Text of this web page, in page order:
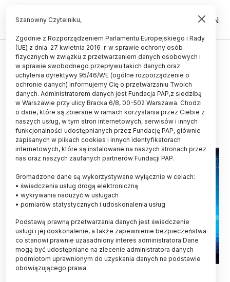
PL EN
GEH i Politechnika Warszawska
zawarły umowę ws. kształcenia
inżynierów
07.10.2012
aktualizacja: 07.10.2012
2 minuty czytania
Fot. Fotolia
Szanowny Czytelniku,
Zgodnie z Rozporządzeniem Parlamentu Europejskiego i Rady
(UE) z dnia 27 kwietnia 2016 r. w sprawie ochrony osób
fizycznych w związku z przetwarzaniem danych osobowych i
w sprawie swobodnego przepływu takich danych oraz
uchylenia dyrektywy 95/46/WE (ogólne rozporządzenie o
ochronie danych) informujemy Cię o przetwarzaniu Twoich
danych. Administratorem danych jest Fundacja PAP,z siedzibą
w Warszawie przy ulicy Bracka 6/8, 00-502 Warszawa. Chodzi
o dane, które są zbierane w ramach korzystania przez Ciebie z
naszych usług, w tym stron internetowych, serwisów i innych
funkcjonalności udostępnianych przez Fundację PAP, głównie
zapisanych w plikach cookies i innych identyfikatorach
internetowych, które są instalowane na naszych stronach przez
nas oraz naszych zaufanych partnerów Fundacji PAP.
Gromadzone dane są wykorzystywane wyłącznie w celach:
• świadczenia usług drogą elektroniczną
• wykrywania nadużyć w usługach
• pomiarów statystycznych i udoskonalenia usług
Podstawą prawną przetwarzania danych jest świadczenie
usługi i jej doskonalenie, a także zapewnienie bezpieczeństwa
co stanowi prawnie uzasadniony interes administratora Dane
mogą być udostępniane na zlecenie administratora danych
podmiotom uprawnionym do uzyskania danych na podstawie
obowiązującego prawa.